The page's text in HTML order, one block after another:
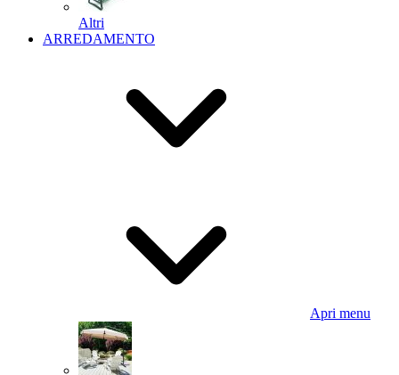
Altri
ARREDAMENTO
Apri menu